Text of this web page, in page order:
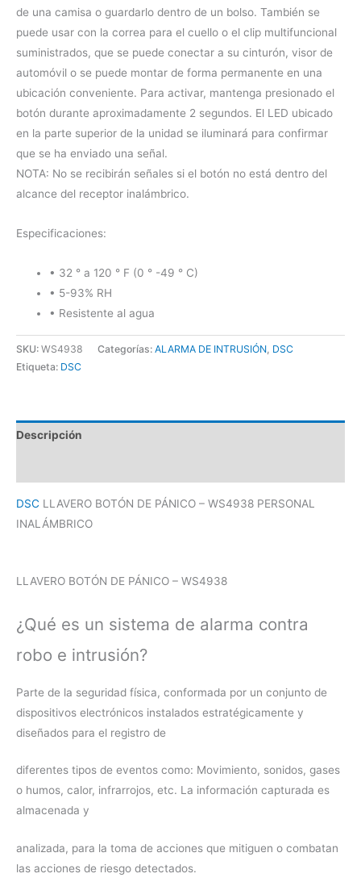
de una camisa o guardarlo dentro de un bolso. También se
puede usar con la correa para el cuello o el clip multifuncional
suministrados, que se puede conectar a su cinturón, visor de
automóvil o se puede montar de forma permanente en una
ubicación conveniente. Para activar, mantenga presionado el
botón durante aproximadamente 2 segundos. El LED ubicado
en la parte superior de la unidad se iluminará para confirmar
que se ha enviado una señal.
NOTA: No se recibirán señales si el botón no está dentro del
alcance del receptor inalámbrico.
Especificaciones:
• 32 ° a 120 ° F (0 ° -49 ° C)
• 5-93% RH
• Resistente al agua
SKU: WS4938 Categorías: ALARMA DE INTRUSIÓN DSC
Etiqueta: DSC
Descripción
DSC LLAVERO BOTÓN DE PÁNICO – WS4938 PERSONAL
INALÁMBRICO
LLAVERO BOTÓN DE PÁNICO – WS4938
¿Qué es un sistema de alarma contra
robo e intrusión?
Parte de la seguridad física, conformada por un conjunto de
dispositivos electrónicos instalados estratégicamente y
diseñados para el registro de
diferentes tipos de eventos como: Movimiento, sonidos, gases
o humos, calor, infrarrojos, etc. La información capturada es
almacenada y
analizada, para la toma de acciones que mitiguen o combatan
las acciones de riesgo detectados.